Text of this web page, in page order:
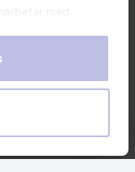
med.
som de har
vår webbplats.
för